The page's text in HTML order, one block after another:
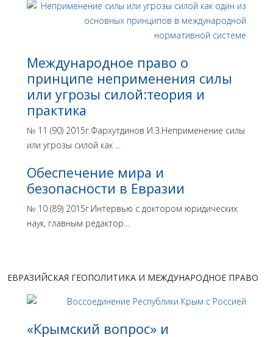
Международное право о
принципе неприменения силы
или угрозы силой:теория и
практика
№ 11 (90) 2015г.Фархутдинов И.З.Неприменение силы
или угрозы силой как ...
Обеспечение мира и
безопасности в Евразии
№ 10 (89) 2015г.Интервью с доктором юридических
наук, главным редактор...
ЕВРАЗИЙСКАЯ ГЕОПОЛИТИКА И МЕЖДУНАРОДНОЕ ПРАВО
«Крымский вопрос» и